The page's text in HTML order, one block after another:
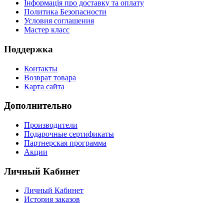
Інформація про доставку та оплату
Политика Безопасности
Условия соглашения
Мастер класс
Поддержка
Контакты
Возврат товара
Карта сайта
Дополнительно
Производители
Подарочные сертификаты
Партнерская программа
Акции
Личный Кабинет
Личный Кабинет
История заказов